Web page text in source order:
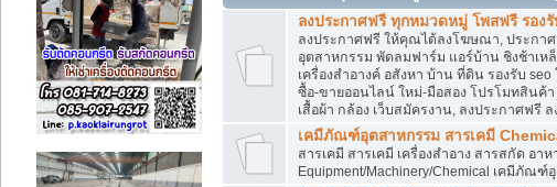
ลงประกาศฟรี ทุกหมวดหมู่ โพสฟรี รอง
ลงประกาศฟรี ให้คุณได้ลงโฆษณา, ประก
อุตสาหกรรม พัดลมฟาร์ม แอร์บ้าน ชิงช้าเห
เครื่องสำอางค์ อสังหา บ้าน ที่ดิน รองรับ
ซื้อ-ขายออนไลน์ ใหม่-มือสอง โปรโมทสินค้า
เสื้อผ้า กล้อง เว็บสมัครงาน, ลงประกาศฟ
เคมีภัณฑ์อุตสาหกรรม สารเคมี
สารเคมี สารเคมี เครื่องสำอาง สารสกัด อาห
Equipment/Machinery/Chemical เคมีภัณฑ์